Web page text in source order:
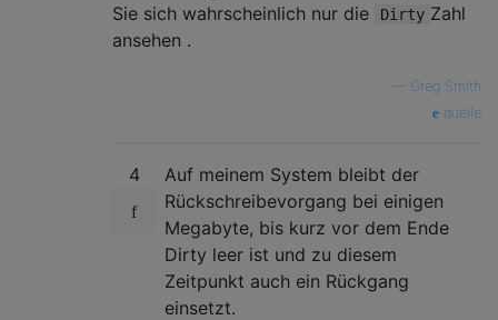
Sie sich wahrscheinlich nur die
Dirty Zahl
ansehen .
Greg Smith
quelle
4
Auf meinem System bleibt der
Rückschreibevorgang bei einigen
Megabyte, bis kurz vor dem Ende
Dirty leer ist und zu diesem
Zeitpunkt auch ein Rückgang
einsetzt.